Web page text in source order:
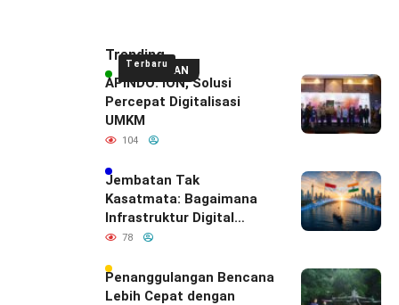
UNGGULAN
Terbaru
Trending
APINDO: ION, Solusi
Percepat Digitalisasi
UMKM
104
Jembatan Tak
Kasatmata: Bagaimana
Infrastruktur Digital
Diam-Diam
Hubungan Indonesia–
India
78
Penanggulangan Bencana
Lebih Cepat dengan